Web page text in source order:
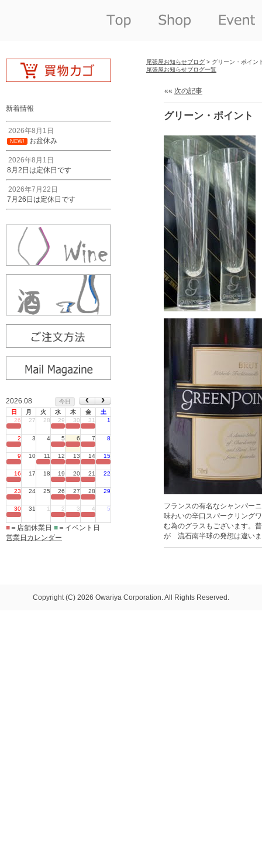
新着情報
2026年8月1日
NEW! お盆休み
2026年8月1日
8月2日は定休日です
2026年7月22日
7月26日は定休日です
2026.08
今日
日
月 火 水 木 金
土
26
27 28 29 30 31 1
2 3 4 5 6 7 8
9 10 11 12 13 14 15
16 17 18 19 20 21 22
23 24 25 26 27 28 29
30 31 1 2 3 4 5
■ ＝店舗休業日 ■ ＝イベント日
営業日カレンダー
尾張屋お知らせブログ > グリーン・ポイン
尾張屋お知らせブログ一覧
«« 次の記事
グリーン・ポイント
フランスの有名なシャンパー
味わいの辛口スパークリング
む為のグラスもございます。
が 流石南半球の発想は違い
Copyright (C) 2026 Owariya Corporation. All Rights Reserved.